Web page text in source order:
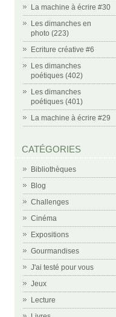
La machine à écrire #30
Les dimanches en
photo (223)
Ecriture créative #6
Les dimanches
poétiques (402)
Les dimanches
poétiques (401)
La machine à écrire #29
CATÉGORIES
Bibliothèques
Blog
Challenges
Cinéma
Expositions
Gourmandises
J'ai testé pour vous
Jeux
Lecture